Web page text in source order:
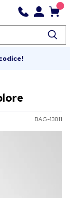
BAG-13811